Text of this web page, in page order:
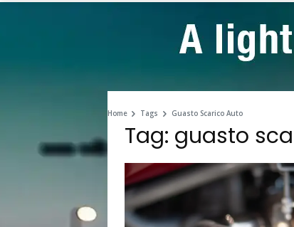
Home Tags Guasto Scarico Auto
Tag: guasto